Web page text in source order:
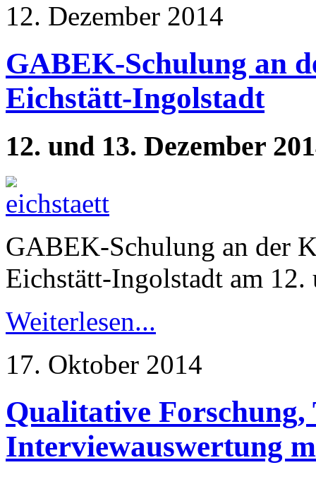
12. Dezember 2014
GABEK-Schulung an
Eichstätt-Ingolstadt
12. und 13. Dezember
GABEK-Schulung an der
Eichstätt-Ingolstadt am 12.
Weiterlesen...
17. Oktober 2014
Qualitative Forschung,
Interviewauswertung